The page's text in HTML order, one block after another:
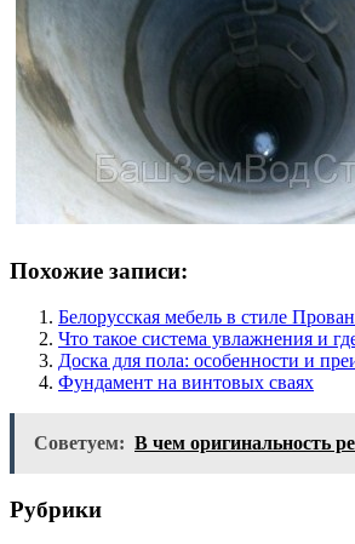
Похожие записи:
Белорусская мебель в стиле
Что такое система увлажнения и
Доска для пола: особенности и
Фундамент на винтовых сваях
Советуем: В чем оригинальность
Рубрики